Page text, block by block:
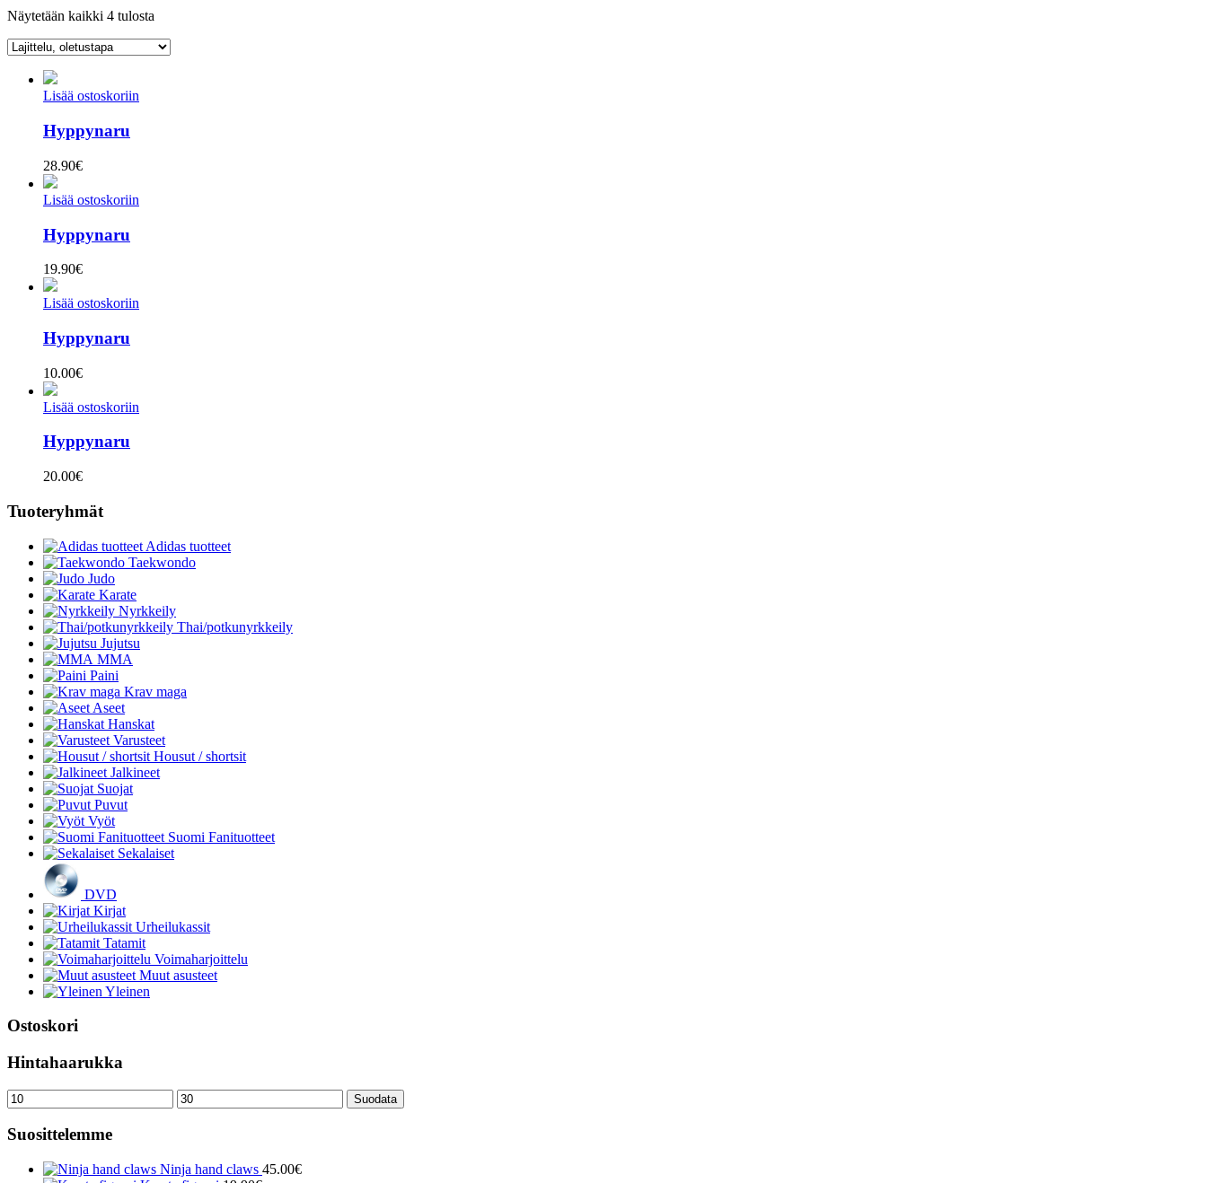
Näytetään kaikki 4 tulosta
Lisää ostoskoriin
Hyppynaru
28.90€
Lisää ostoskoriin
Hyppynaru
19.90€
Lisää ostoskoriin
Hyppynaru
10.00€
Lisää ostoskoriin
Hyppynaru
20.00€
Tuoteryhmät
Adidas tuotteet
Taekwondo
Judo
Karate
Nyrkkeily
Thai/potkunyrkkeily
Jujutsu
MMA
Paini
Krav maga
Aseet
Hanskat
Varusteet
Housut / shortsit
Jalkineet
Suojat
Puvut
Vyöt
Suomi Fanituotteet
Sekalaiset
DVD
Kirjat
Urheilukassit
Tatamit
Voimaharjoittelu
Muut asusteet
Yleinen
Ostoskori
Hintahaarukka
Minimihinta Maksimihinta Suodata
Suosittelemme
Ninja hand claws 45.00€